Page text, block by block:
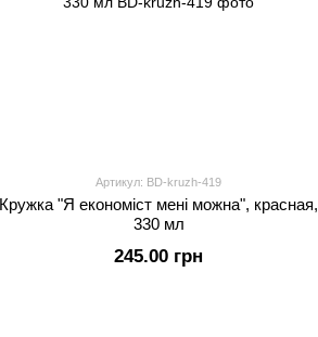
Артикул: BD-kruzh-419
Кружка "Я економіст мені можна", красная,
330 мл
245.00 грн